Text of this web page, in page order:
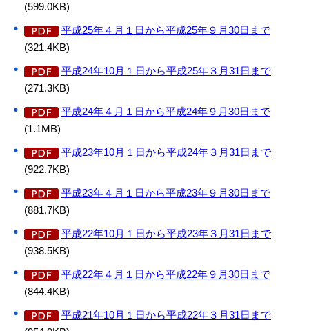
(599.0KB)
平成25年４月１日から平成25年９月30日まで
(321.4KB)
平成24年10月１日から平成25年３月31日まで
(271.3KB)
平成24年４月１日から平成24年９月30日まで
(1.1MB)
平成23年10月１日から平成24年３月31日まで
(922.7KB)
平成23年４月１日から平成23年９月30日まで
(881.7KB)
平成22年10月１日から平成23年３月31日まで
(938.5KB)
平成22年４月１日から平成22年９月30日まで
(844.4KB)
平成21年10月１日から平成22年３月31日まで